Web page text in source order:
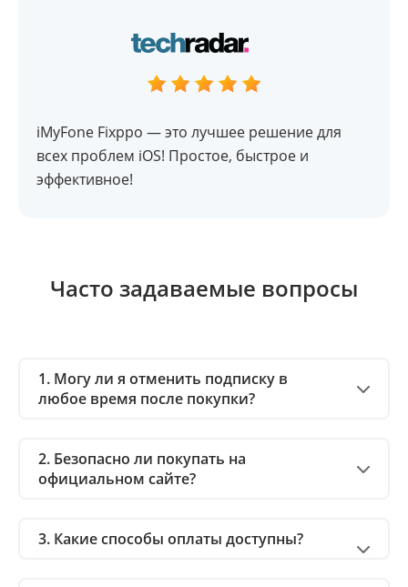
iMyFone Fixppo — это лучшее решение для
всех проблем iOS! Простое, быстрое и
эффективное!
Часто задаваемые вопросы
1. Могу ли я отменить подписку в
любое время после покупки?
2. Безопасно ли покупать на
официальном сайте?
3. Какие способы оплаты доступны?